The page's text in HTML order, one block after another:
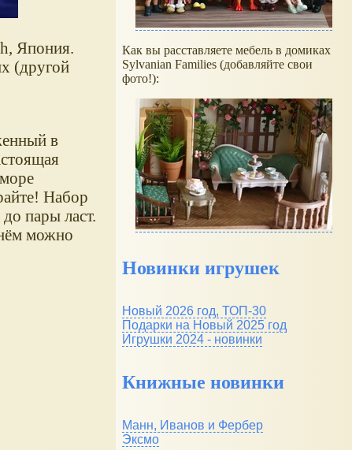
Япония.
(другой
в
Набор
пары ласт.
можно
Как вы расставляете мебель в домиках
Sylvanian Families (добавляйте свои
фото!):
Новинки игрушек
Новый 2026 год, ТОП-30
Подарки на Новый 2025 год
Игрушки 2024 - новинки
Книжные новинки
Манн, Иванов и Фербер
Эксмо